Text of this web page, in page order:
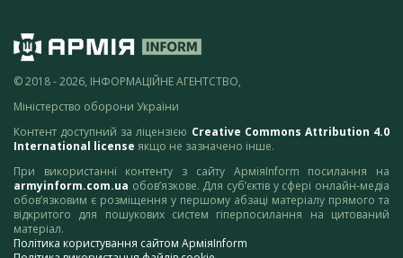
© 2018 - 2026, ІНФОРМАЦІЙНЕ АГЕНТСТВО,
Міністерство оборони України
Контент доступний за ліцензією Creative Commons Attribution 4.0
International license якщо не зазначено інше.
При використанні контенту з сайту АрміяInform посилання на
armyinform.com.ua обов’язкове. Для суб’єктів у сфері онлайн-медіа
обов’язковим є розміщення у першому абзаці матеріалу прямого та
відкритого для пошукових систем гіперпосилання на цитований
матеріал.
Політика користування сайтом АрміяInform